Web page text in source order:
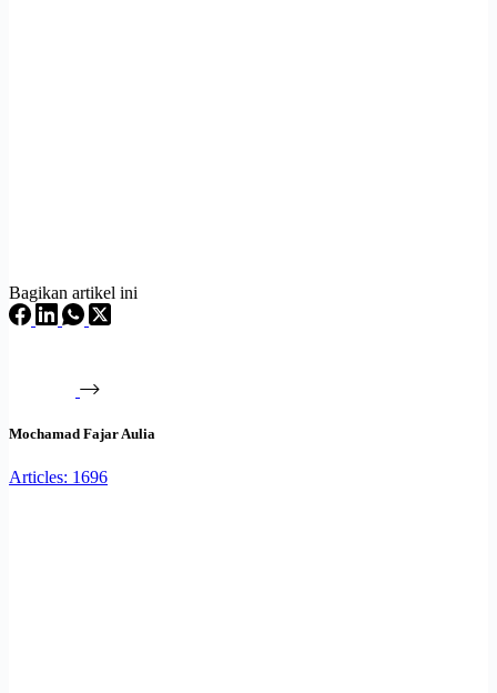
Bagikan artikel ini
Mochamad Fajar Aulia
Articles: 1696